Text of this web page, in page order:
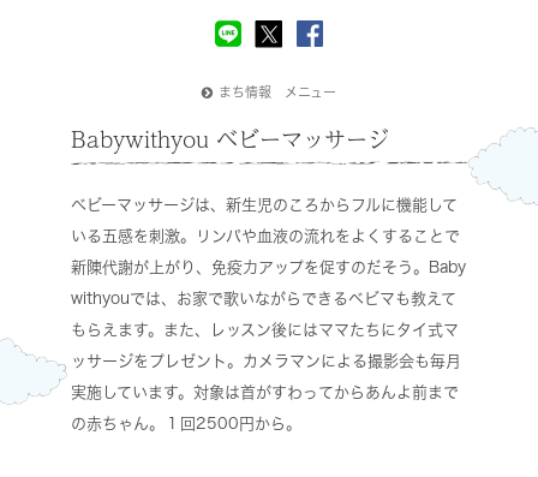
まち情報 メニュー
Babywithyou ベビーマッサージ
ベビーマッサージは、新生児のころからフルに機能して
いる五感を刺激。リンパや血液の流れをよくすることで
新陳代謝が上がり、免疫力アップを促すのだそう。Baby
withyouでは、お家で歌いながらできるベビマも教えて
もらえます。また、レッスン後にはママたちにタイ式マ
ッサージをプレゼント。カメラマンによる撮影会も毎月
実施しています。対象は首がすわってからあんよ前まで
の赤ちゃん。１回2500円から。